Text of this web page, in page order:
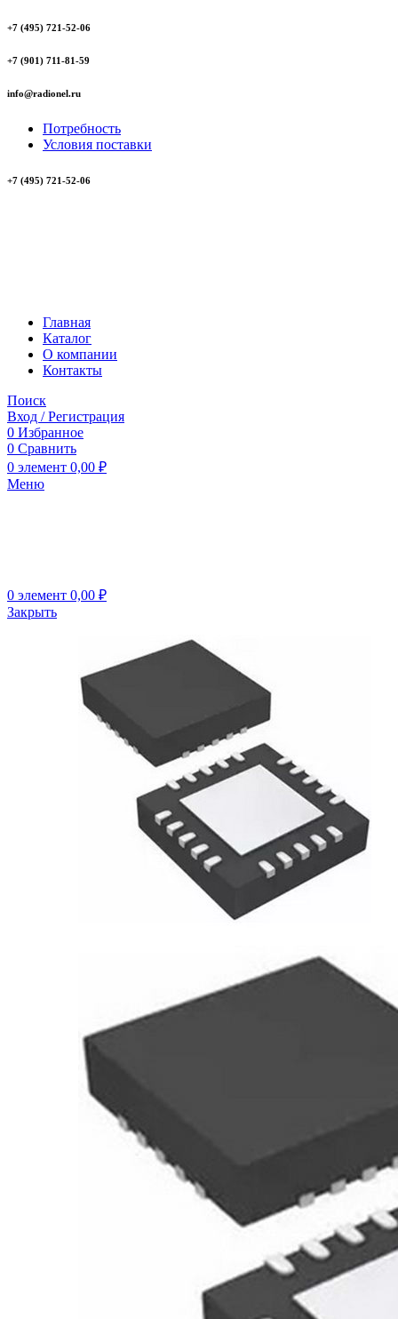
+7 (495) 721-52-06
+7 (901) 711-81-59
info@radionel.ru
Потребность
Условия поставки
+7 (495) 721-52-06
Главная
Каталог
О компании
Контакты
Поиск
Вход / Регистрация
0 Избранное
0 Сравнить
0 элемент 0,00 ₽
Меню
0 элемент 0,00 ₽
Закрыть